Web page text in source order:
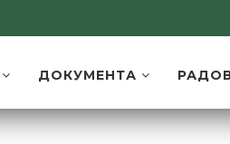
ДОКУМЕНТА